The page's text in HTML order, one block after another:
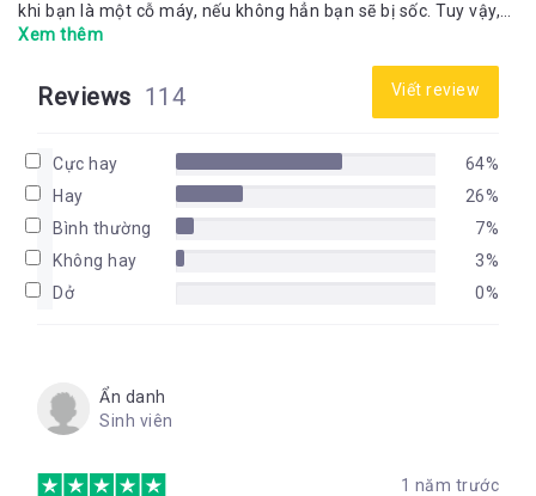
khi bạn là một cỗ máy, nếu không hẳn bạn sẽ bị sốc. Tuy vậy,
khả năng thành công của bạn phụ thuộc vào việc bạn có biết
của mình và bỏ qua những rắc rối vụn vặt hay không. “Có
những người giống như “chiếc xe rác” vậy: họ chứa trong mình
nhiên, họ phải tìm chỗ để trút bỏ mớ rác rưởi đó. Nếu thấy họ
trút lên bạn thì bạn đừng đón nhận. Hãy mỉm cười, vẫy chào,
chúc họ vui, rồi tiếp tục công việc của mình. Cứ tin tôi đi, rồi
bạn sẽ thấy hạnh phúc hơn.” Câu nói trên của một người lái
taxi đã khiến David J.Pollay nảy sinh ý tưởng để viết nên “Bài
học diệu kỳ từ chiếc xe rác”. Thông qua cuốn sách này, bạn sẽ
học được cách vô hiệu hóa “những chiếc xe rác”, không bị
Xem thêm
Reviews 114 Viết review
Cực hay
64%
Hay
26%
Bình thường
7%
Không hay
3%
Dở
0%
Ẩn danh
Sinh viên
1 năm trước